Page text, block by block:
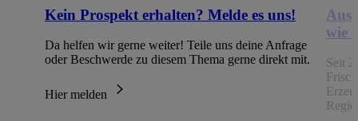
Kein Prospekt erhalten? Melde es uns!
Da helfen wir gerne weiter! Teile uns deine Anfrage
oder Beschwerde zu diesem Thema gerne direkt mit.
Hier melden
Aus
wie
Seit